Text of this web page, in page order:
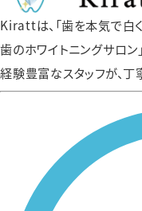
Kirattは、「歯を本気で白
歯のホワイトニングサロン」
経験豊富なスタッフが、丁